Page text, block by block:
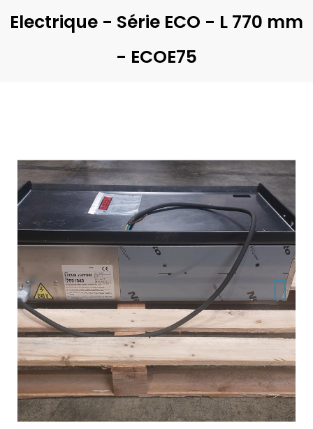
Electrique - Série ECO - L 770 mm
- ECOE75